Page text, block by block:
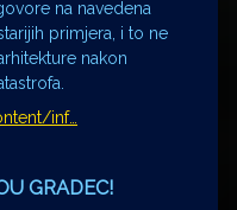
na navedena
primjera, i to ne
nakon
inf…
GRADEC!